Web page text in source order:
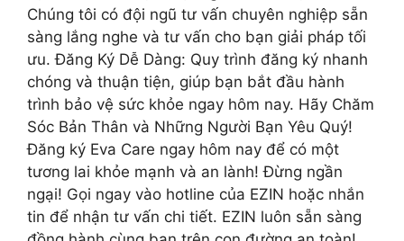
Chúng tôi có đội ngũ tư vấn chuyên nghiệp sẵn
sàng lắng nghe và tư vấn cho bạn giải pháp tối
ưu. Đăng Ký Dễ Dàng: Quy trình đăng ký nhanh
chóng và thuận tiện, giúp bạn bắt đầu hành
trình bảo vệ sức khỏe ngay hôm nay. Hãy Chăm
Sóc Bản Thân và Những Người Bạn Yêu Quý!
Đăng ký Eva Care ngay hôm nay để có một
tương lai khỏe mạnh và an lành! Đừng ngần
ngại! Gọi ngay vào hotline của EZIN hoặc nhắn
tin để nhận tư vấn chi tiết. EZIN luôn sẵn sàng